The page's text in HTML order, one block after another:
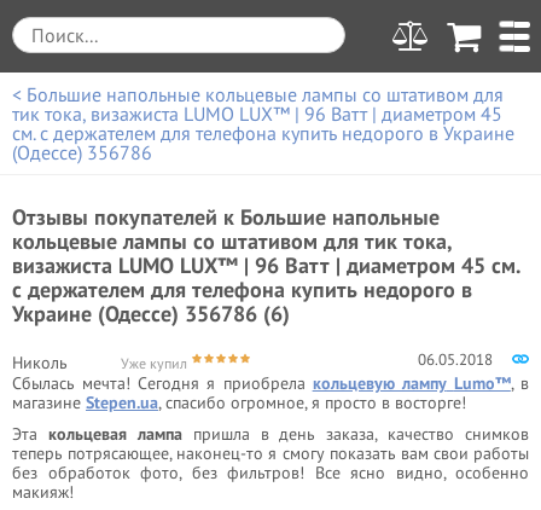
< Большие напольные кольцевые лампы со штативом для
тик тока, визажиста LUMO LUX™ | 96 Ватт | диаметром 45
см. с держателем для телефона купить недорого в Украине
(Одессе) 356786
Отзывы покупателей к Большие напольные
кольцевые лампы со штативом для тик тока,
визажиста LUMO LUX™ | 96 Ватт | диаметром 45 см.
с держателем для телефона купить недорого в
Украине (Одессе) 356786 (6)
06.05.2018
Николь Уже купил
Сбылась мечта! Сегодня я приобрела кольцевую лампу Lumo™, в
магазине Stepen.ua, спасибо огромное, я просто в восторге!
Эта кольцевая лампапришла в день заказа, качество снимков
теперь потрясающее, наконец-то я смогу показать вам свои работы
без обработок фото, без фильтров! Все ясно видно, особенно
макияж!